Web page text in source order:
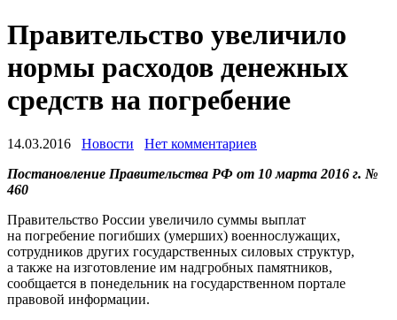
Правительство увеличило
нормы расходов денежных
средств на погребение
14.03.2016 Новости
Нет комментариев
Постановление Правительства РФ от 10 марта 2016 г. №
460
Правительство России увеличило суммы выплат
на погребение погибших (умерших) военнослужащих,
сотрудников других государственных силовых структур,
а также на изготовление им надгробных памятников,
сообщается в понедельник на государственном портале
правовой информации.